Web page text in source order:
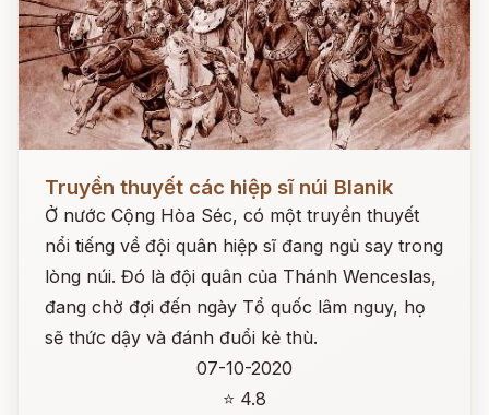
Đọc ngay
Truyền thuyết các hiệp sĩ núi Blanik
Ở nước Cộng Hòa Séc, có một truyền thuyết
nổi tiếng về đội quân hiệp sĩ đang ngủ say trong
lòng núi. Đó là đội quân của Thánh Wenceslas,
đang chờ đợi đến ngày Tổ quốc lâm nguy, họ
sẽ thức dậy và đánh đuổi kẻ thù.
07-10-2020
⭐ 4.8